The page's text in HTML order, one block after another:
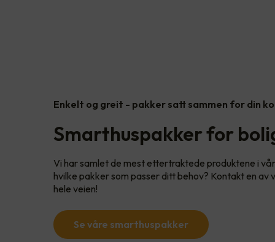
Enkelt og greit - pakker satt sammen for din
Smarthuspakker for
Vi har samlet de mest ettertraktede produktene i
hvilke pakker som passer ditt behov? Kontakt en av
hele veien!
Se våre smarthuspakker